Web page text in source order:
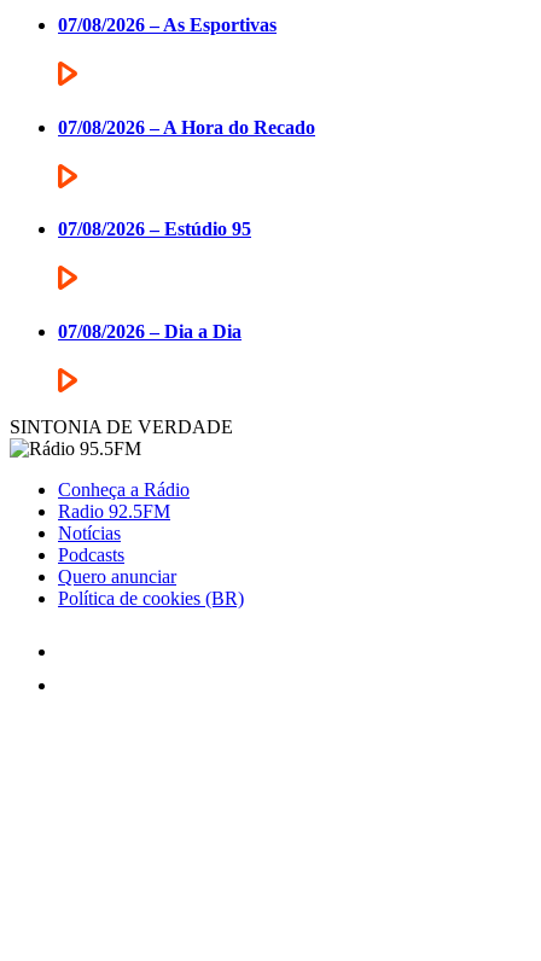
07/08/2026 – As Esportivas
07/08/2026 – A Hora do Recado
07/08/2026 – Estúdio 95
07/08/2026 – Dia a Dia
SINTONIA DE VERDADE
Conheça a Rádio
Radio 92.5FM
Notícias
Podcasts
Quero anunciar
Política de cookies (BR)